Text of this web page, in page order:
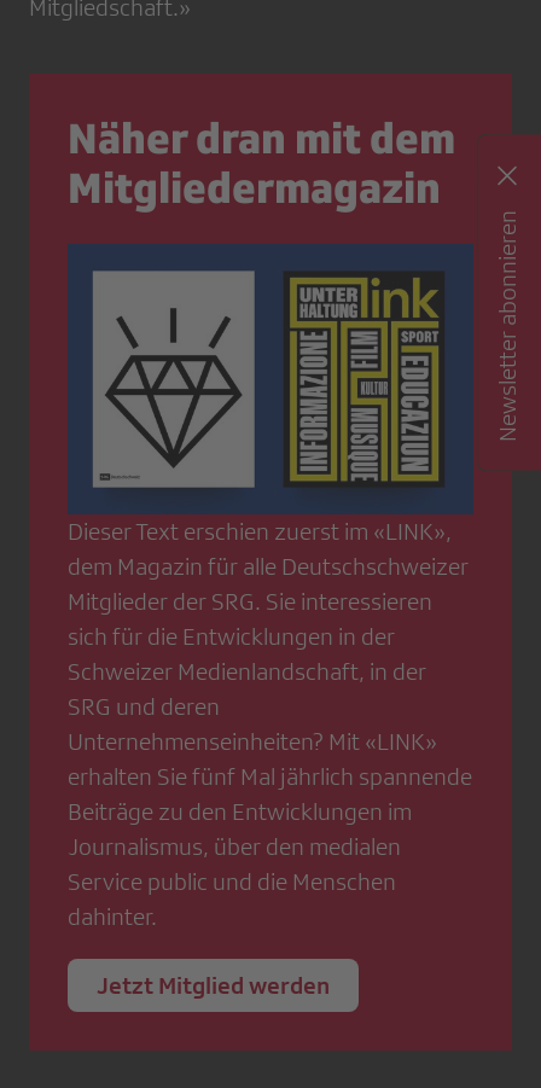
Mitgliedschaft.»
Näher dran mit dem
Mitgliedermagazin
Dieser Text erschien zuerst im «LINK»,
dem Magazin für alle Deutschschweizer
Mitglieder der SRG. Sie interessieren
sich für die Entwicklungen in der
Schweizer Medienlandschaft, in der
SRG und deren
Unternehmenseinheiten? Mit «LINK»
erhalten Sie fünf Mal jährlich spannende
Beiträge zu den Entwicklungen im
Journalismus, über den medialen
Service public und die Menschen
dahinter.
Jetzt Mitglied werden
Newsletter abonnieren